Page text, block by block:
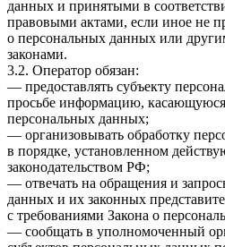
данных и принятыми в
правовыми актами, если иное не
о персональных данных или
законами.
3.2. Оператор обязан:
— предоставлять субъекту
просьбе информацию, касающуюся
персональных данных;
— организовывать обработку
в порядке, установленном
законодательством РФ;
— отвечать на обращения и
данных и их законных
с требованиями Закона о
— сообщать в уполномоченный